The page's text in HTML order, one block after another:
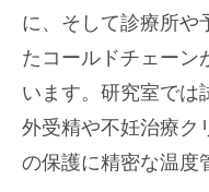
に、そして診療所や
たコールドチェーン
います。研究室では
外受精や不妊治療ク
の保護に精密な温度